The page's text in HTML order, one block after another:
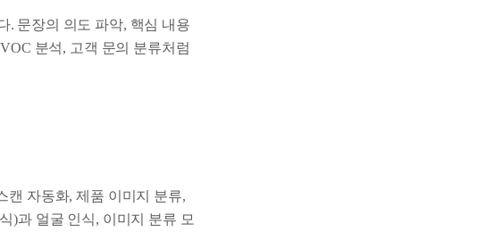
. 문장의 의도 파악, 핵심 내용
분석, 고객 문의 분류처럼
캔 자동화, 제품 이미지 분류,
)과 얼굴 인식, 이미지 분류 모